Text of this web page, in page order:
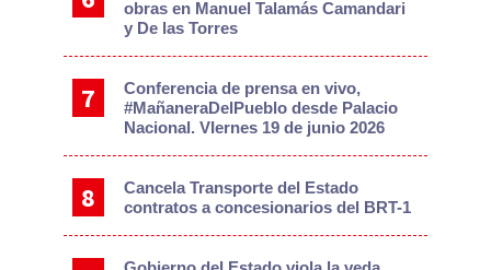
obras en Manuel Talamás Camandari
y De las Torres
Conferencia de prensa en vivo,
#MañaneraDelPueblo desde Palacio
Nacional. VIernes 19 de junio 2026
Cancela Transporte del Estado
contratos a concesionarios del BRT-1